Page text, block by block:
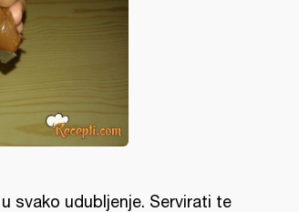
svako udubljenje. Servirati te